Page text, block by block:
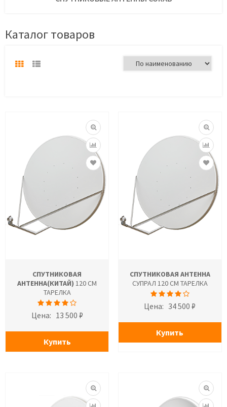
Каталог товаров
СПУТНИКОВАЯ
АНТЕННА(КИТАЙ) 120 СМ
ТАРЕЛКА
Цена: 13 500 ₽
Купить
СПУТНИКОВАЯ АНТЕННА
СУПРАЛ 120 СМ ТАРЕЛКА
Цена: 34 500 ₽
Купить